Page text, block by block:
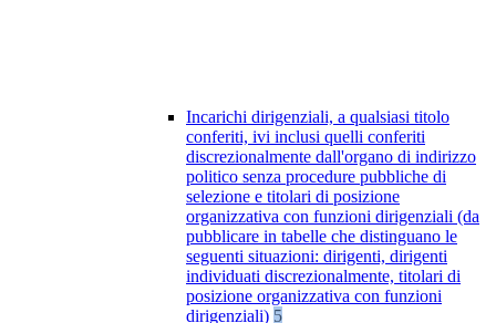
Incarichi dirigenziali, a qualsiasi titolo
conferiti, ivi inclusi quelli conferiti
discrezionalmente dall'organo di indirizzo
politico senza procedure pubbliche di
selezione e titolari di posizione
organizzativa con funzioni dirigenziali (da
pubblicare in tabelle che distinguano le
seguenti situazioni: dirigenti, dirigenti
individuati discrezionalmente, titolari di
posizione organizzativa con funzioni
dirigenziali) 5